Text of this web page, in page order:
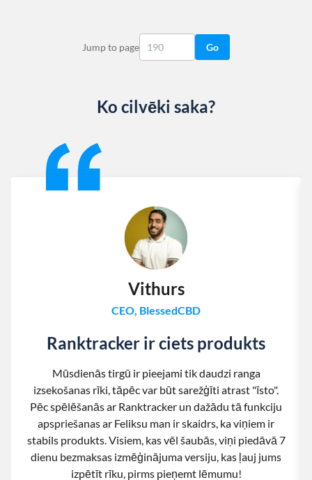
Jump to page Go
Ko cilvēki saka?
Vithurs
CEO, BlessedCBD
Ranktracker ir ciets produkts
Mūsdienās tirgū ir pieejami tik daudzi ranga
izsekošanas rīki, tāpēc var būt sarežģīti atrast "īsto".
Pēc spēlēšanās ar Ranktracker un dažādu tā funkciju
apspriešanas ar Feliksu man ir skaidrs, ka viņiem ir
stabils produkts. Visiem, kas vēl šaubās, viņi piedāvā 7
dienu bezmaksas izmēģinājuma versiju, kas ļauj jums
izpētīt rīku, pirms pieņemt lēmumu!